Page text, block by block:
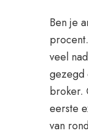
Ben je
veel
gezegd
broker.
eerste
van